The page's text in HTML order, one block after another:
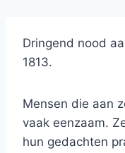
Dringend nood
1813.
Mensen die aan
vaak eenzaam.
hun gedachten